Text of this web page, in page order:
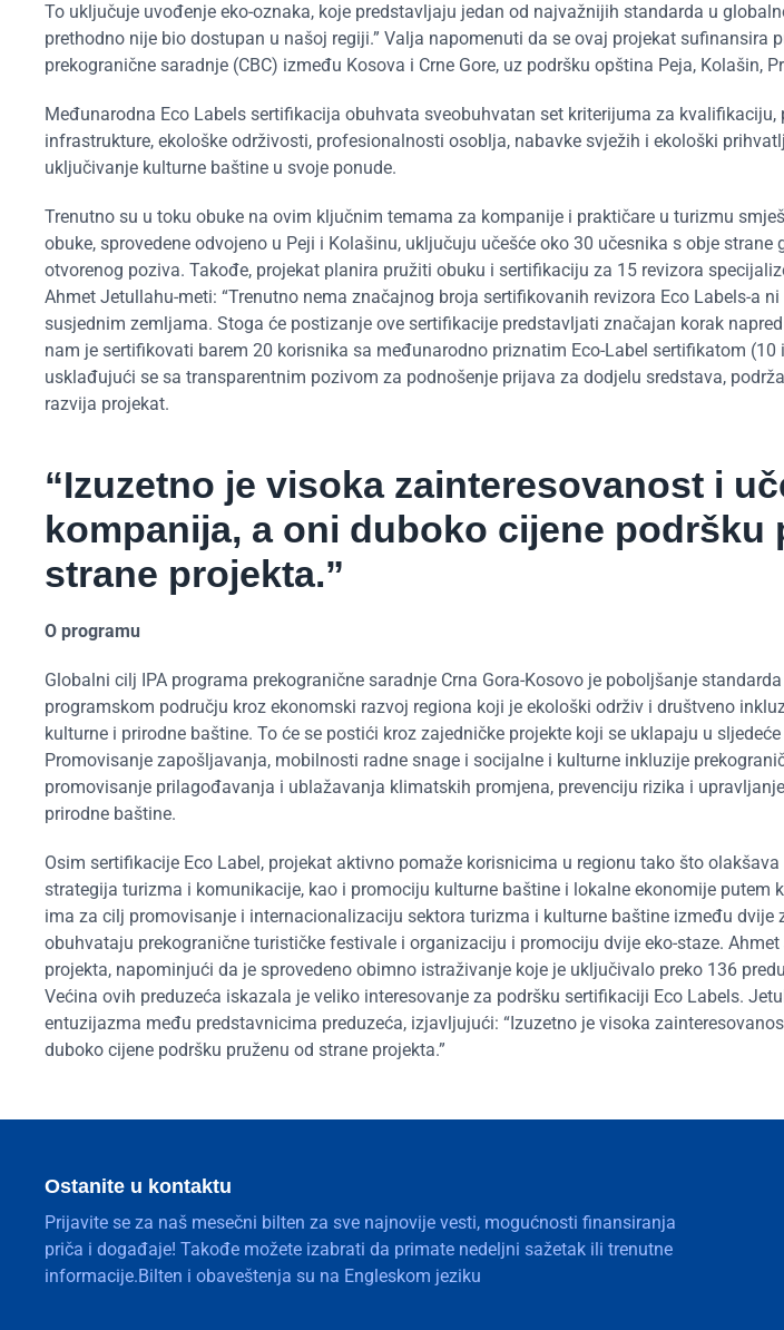
To uključuje uvođenje eko-oznaka, koje predstavljaju jedan od najvažnijih standarda u
prethodno nije bio dostupan u našoj regiji.” Valja napomenuti da se ovaj projekat sufinansira
prekogranične saradnje (CBC) između Kosova i Crne Gore, uz podršku opština Peja, Kolašin,
Međunarodna Eco Labels sertifikacija obuhvata sveobuhvatan set kriterijuma za
infrastrukture, ekološke održivosti, profesionalnosti osoblja, nabavke svježih i ekološki
uključivanje kulturne baštine u svoje ponude.
Trenutno su u toku obuke na ovim ključnim temama za kompanije i praktičare u turizmu
obuke, sprovedene odvojeno u Peji i Kolašinu, uključuju učešće oko 30 učesnika s obje strane
otvorenog poziva. Takođe, projekat planira pružiti obuku i sertifikaciju za 15 revizora
Ahmet Jetullahu-meti: “Trenutno nema značajnog broja sertifikovanih revizora Eco Labels-a ni
susjednim zemljama. Stoga će postizanje ove sertifikacije predstavljati značajan korak
nam je sertifikovati barem 20 korisnika sa međunarodno priznatim Eco-Label sertifikatom (10
usklađujući se sa transparentnim pozivom za podnošenje prijava za dodjelu sredstava,
razvija projekat.
“Izuzetno je visoka zainteresovanost i
kompanija, a oni duboko cijene podršku
strane projekta.”
O programu
Globalni cilj IPA programa prekogranične saradnje Crna Gora-Kosovo je poboljšanje
programskom području kroz ekonomski razvoj regiona koji je ekološki održiv i društveno
kulturne i prirodne baštine. To će se postići kroz zajedničke projekte koji se uklapaju u
Promovisanje zapošljavanja, mobilnosti radne snage i socijalne i kulturne inkluzije
promovisanje prilagođavanja i ublažavanja klimatskih promjena, prevenciju rizika i
prirodne baštine.
Osim sertifikacije Eco Label, projekat aktivno pomaže korisnicima u regionu tako što
strategija turizma i komunikacije, kao i promociju kulturne baštine i lokalne ekonomije putem
ima za cilj promovisanje i internacionalizaciju sektora turizma i kulturne baštine između dvije
obuhvataju prekogranične turističke festivale i organizaciju i promociju dvije eko-staze.
projekta, napominjući da je sprovedeno obimno istraživanje koje je uključivalo preko 136
Većina ovih preduzeća iskazala je veliko interesovanje za podršku sertifikaciji Eco Labels.
entuzijazma među predstavnicima preduzeća, izjavljujući: “Izuzetno je visoka
duboko cijene podršku pruženu od strane projekta.”
Ostanite u kontaktu
Prijavite se za naš mesečni bilten za sve najnovije vesti, mogućnosti finansiranja
priča i događaje! Takođe možete izabrati da primate nedeljni sažetak ili trenutne
informacije.Bilten i obaveštenja su na Engleskom jeziku